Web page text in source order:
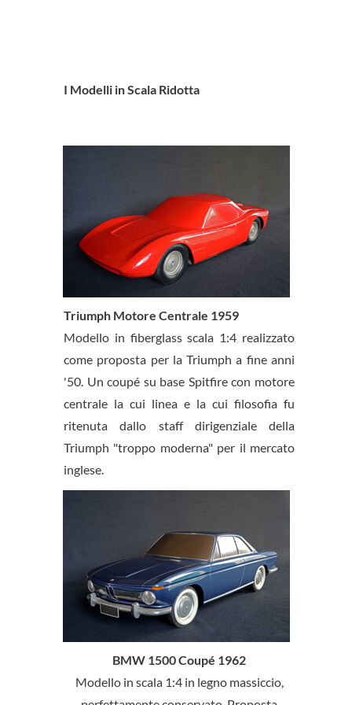
I Modelli in Scala Ridotta
Triumph Motore Centrale 1959
Modello in fiberglass scala 1:4 realizzato
come proposta per la Triumph a fine anni
'50. Un coupé su base Spitfire con motore
centrale la cui linea e la cui filosofia fu
ritenuta dallo staff dirigenziale della
Triumph "troppo moderna" per il mercato
inglese.
BMW 1500 Coupé 1962
Modello in scala 1:4 in legno massiccio,